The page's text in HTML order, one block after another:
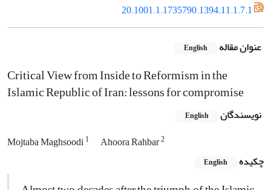
20.1001.1.1735790.1394.11.1.7.1
عنوان مقاله English
Critical View from Inside to Reformism in the
Islamic Republic of Iran: lessons for compromise
نویسندگان English
Mojtaba Maghsoodi1 Ahoora Rahbar2
چکیده English